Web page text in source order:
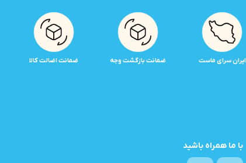
ایران سرای ماست ضمانت بازگشت وجه ضمانت اضالت کالا
با ما همراه باشید